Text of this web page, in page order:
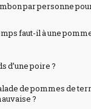
par personne
faut-il à une
d’une poire ?
de pommes de
?